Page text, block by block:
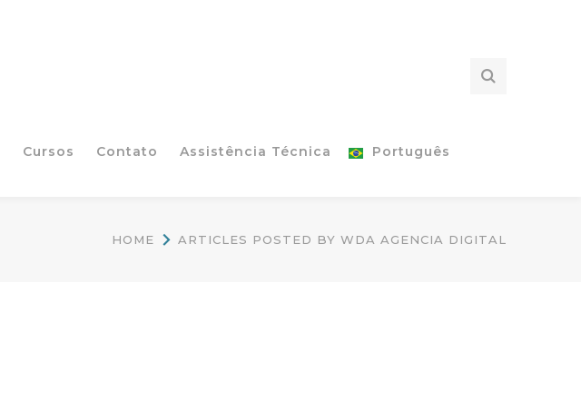
Cursos Contato Assistência Técnica Português
HOME ARTICLES POSTED BY WDA AGENCIA DIGITAL